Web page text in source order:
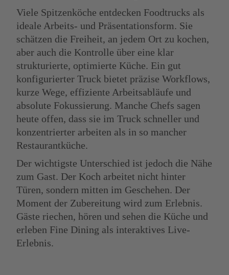
Viele Spitzenköche entdecken Foodtrucks als
ideale Arbeits- und Präsentationsform. Sie
schätzen die Freiheit, an jedem Ort zu kochen,
aber auch die Kontrolle über eine klar
strukturierte, optimierte Küche. Ein gut
konfigurierter Truck bietet präzise Workflows,
kurze Wege, effiziente Arbeitsabläufe und
absolute Fokussierung. Manche Chefs sagen
heute offen, dass sie im Truck schneller und
konzentrierter arbeiten als in so mancher
Restaurantküche.
Der wichtigste Unterschied ist jedoch die Nähe
zum Gast. Der Koch arbeitet nicht hinter
Türen, sondern mitten im Geschehen. Der
Moment der Zubereitung wird zum Erlebnis.
Gäste riechen, hören und sehen die Küche und
erleben Fine Dining als interaktives Live-
Erlebnis.